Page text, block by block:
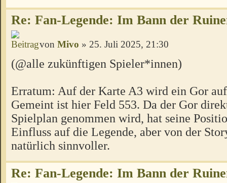
Re: Fan-Legende: Im Bann der
von Mivo » 25. Juli 2025, 21:30
(@alle zukünftigen Spieler*innen)
Erratum: Auf der Karte A3 wird ein Gor
Gemeint ist hier Feld 553. Da der Gor
Spielplan genommen wird, hat seine
Einfluss auf die Legende, aber von der
natürlich sinnvoller.
Re: Fan-Legende: Im Bann der